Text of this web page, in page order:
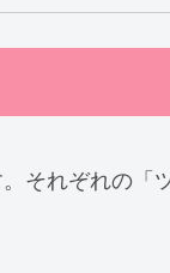
それぞれの「